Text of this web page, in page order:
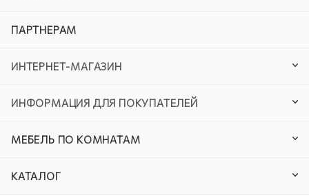
ПАРТНЕРАМ
ИНТЕРНЕТ-МАГАЗИН
ИНФОРМАЦИЯ ДЛЯ ПОКУПАТЕЛЕЙ
МЕБЕЛЬ ПО КОМНАТАМ
КАТАЛОГ